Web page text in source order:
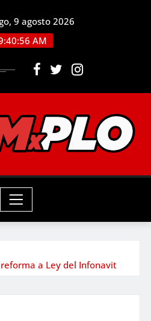
9 agosto 2026
AM
a Ley del Infonavit